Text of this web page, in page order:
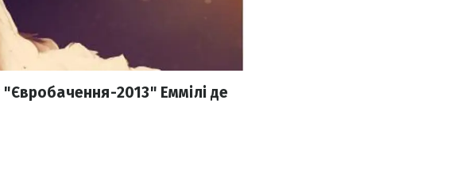
2013" Еммілі де